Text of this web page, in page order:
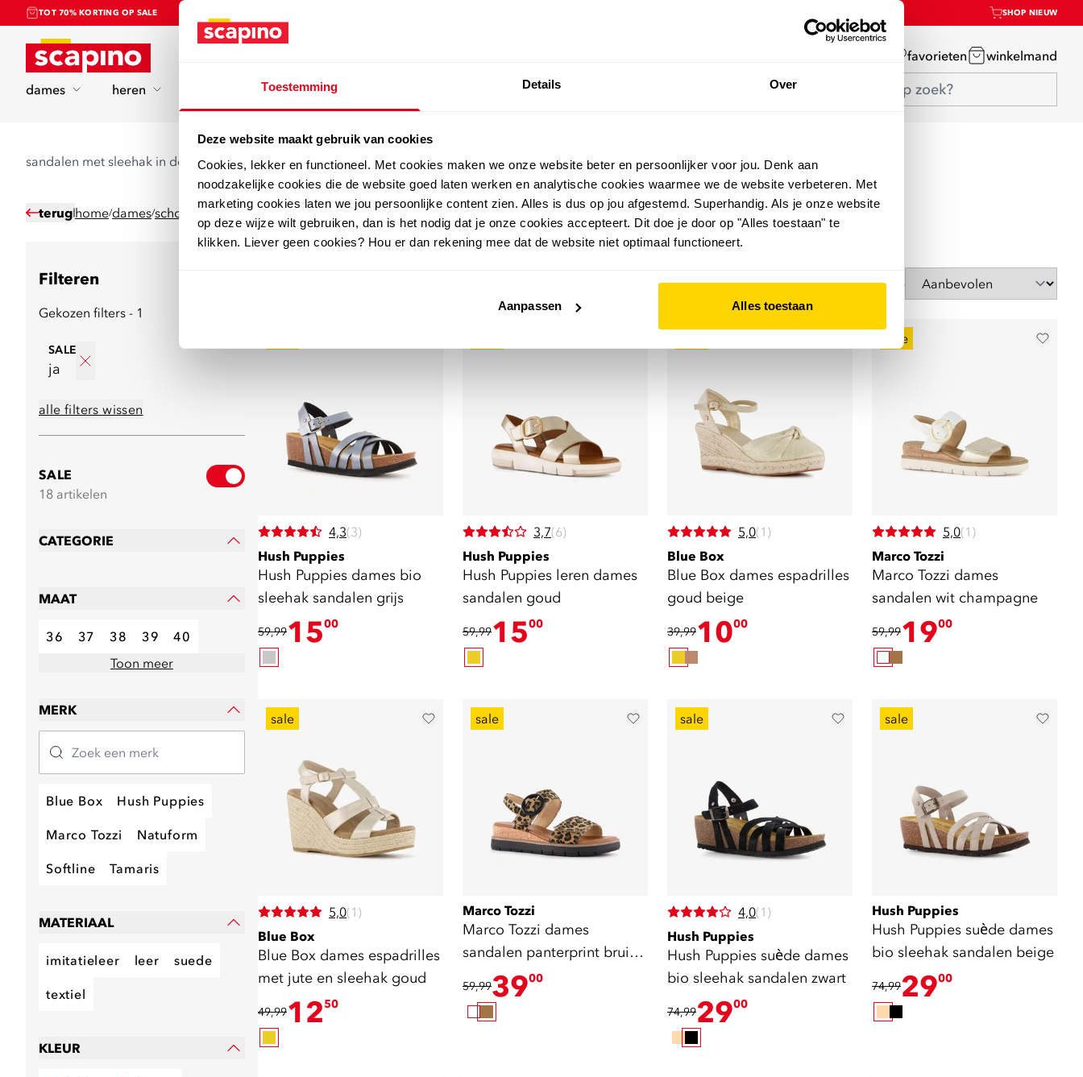
Toestemming Details Over
Deze website maakt gebruik van cookies
Cookies, lekker en functioneel. Met cookies maken we onze website beter en persoonlijker voor jou. Denk aan
noodzakelijke cookies die de website goed laten werken en analytische cookies waarmee we de website verbeteren. Met
marketing cookies laten we jou persoonlijke content zien. Alles is dus op jou afgestemd. Superhandig. Als je onze website
op deze wijze wilt gebruiken, dan is het nodig dat je onze cookies accepteert. Dit doe je door op "Alles toestaan" te
klikken. Liever geen cookies? Hou er dan rekening mee dat de website niet optimaal functioneert.
Aanpassen Alles toestaan
TOT 70% KORTING OP SALE SHOP NIEUW
Home favorieten winkelmand
dames heren sport merken
sandalen met sleehak in de sale
terug home/dames/schoenen sandalen sandalen met sleehak
Filteren
Gekozen filters - 1
SALE
ja
alle filters wissen
SALE
18 artikelen
CATEGORIE
MAAT
36 37 38 39
40
Toon meer
MERK
Blue Box Hush Puppies
Marco Tozzi Natuform
Softline Tamaris
MATERIAAL
imitatieleer leer suede
textiel
KLEUR
Sorteer op
4,3(3)
Hush Puppies
Hush Puppies dames bio
sleehak sandalen grijs
59,991500
3,7(6)
Hush Puppies
Hush Puppies leren dames
sandalen goud
59,991500
5,0(1)
Blue Box
Blue Box dames espadrilles
goud beige
39,991000
sale
5,0(1)
Marco Tozzi
Marco Tozzi dames
sandalen wit champagne
59,991900
sale
5,0(1)
Blue Box
Blue Box dames espadrilles
met jute en sleehak goud
49,991250
sale
Marco Tozzi
Marco Tozzi dames
sandalen panterprint bruin
zwart
59,993900
sale
4,0(1)
Hush Puppies
Hush Puppies suède dames
bio sleehak sandalen zwart
74,992900
sale
Hush Puppies
Hush Puppies suède dames
bio sleehak sandalen beige
74,992900